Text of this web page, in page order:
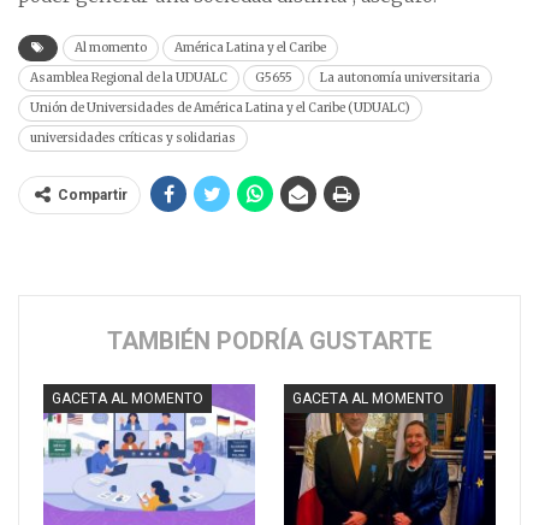
Al momento
América Latina y el Caribe
Asamblea Regional de la UDUALC
G5655
La autonomía universitaria
Unión de Universidades de América Latina y el Caribe (UDUALC)
universidades críticas y solidarias
Compartir
TAMBIÉN PODRÍA GUSTARTE
GACETA AL MOMENTO GACETA AL MOMENTO